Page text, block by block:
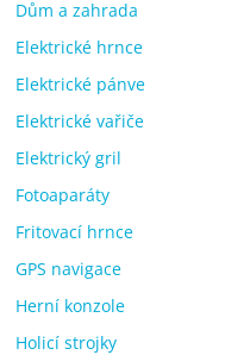
Dům a zahrada
Elektrické hrnce
Elektrické pánve
Elektrické vařiče
Elektrický gril
Fotoaparáty
Fritovací hrnce
GPS navigace
Herní konzole
Holicí strojky